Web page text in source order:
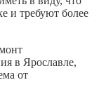
и требуют более
в Ярославле,
от